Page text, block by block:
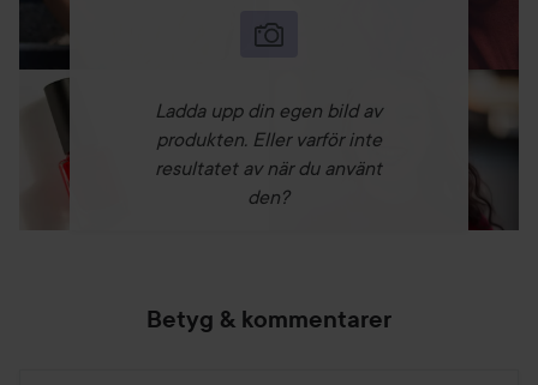
Ladda upp din egen bild av
produkten. Eller varför inte
resultatet av när du använt
den?
Betyg & kommentarer